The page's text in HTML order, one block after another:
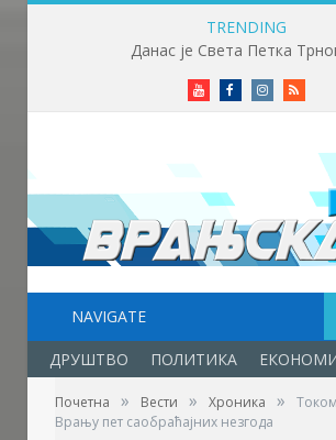
TRENDING
Данас је Света Петка
YoutubeFacebookInstagram
RSS
NAVIGATE
ДРУШТВО ПОЛИТИКА
Почетна » Вести » Хроника »
Врању пет саобраћајних незгода